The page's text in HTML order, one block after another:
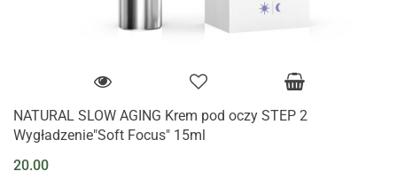
NATURAL SLOW AGING Krem pod oczy STEP 2
Wygładzenie"Soft Focus" 15ml
20.00